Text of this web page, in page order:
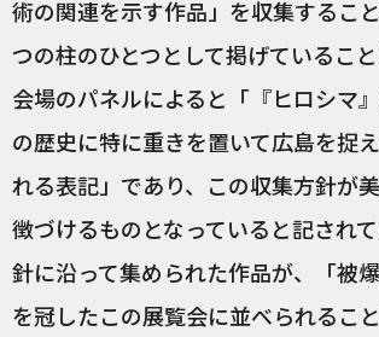
術の関連を示す作品」を収集するこ
つの柱のひとつとして掲げていること
会場のパネルによると「『ヒロシマ
の歴史に特に重きを置いて広島を捉
れる表記」であり、この収集方針が
徴づけるものとなっていると記され
針に沿って集められた作品が、「被
を冠したこの展覧会に並べられるこ